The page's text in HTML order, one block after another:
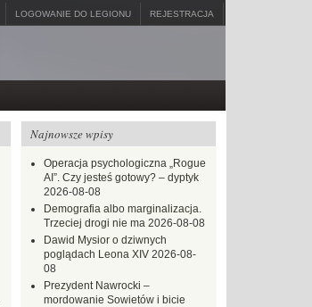
LOGOWANIE DO LEGIONU REJESTRACJA
Najnowsze wpisy
Operacja psychologiczna „Rogue
AI”. Czy jesteś gotowy? – dyptyk
2026-08-08
Demografia albo marginalizacja.
Trzeciej drogi nie ma 2026-08-08
Dawid Mysior o dziwnych
poglądach Leona XIV 2026-08-
08
Prezydent Nawrocki –
mordowanie Sowietów i bicie